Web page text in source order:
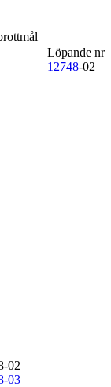
Löpande nr
12748-02
02
03